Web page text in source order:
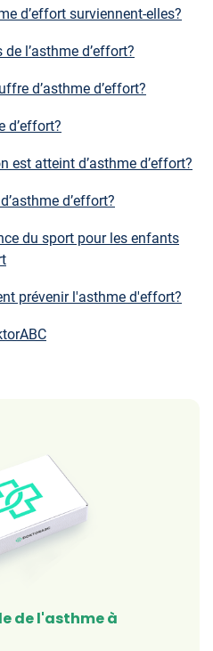
d’effort surviennent-elles?
l’asthme d’effort?
d’asthme d’effort?
d’effort?
est atteint d’asthme d’effort?
d’effort?
du sport pour les enfants
prévenir l'asthme d'effort?
de l'asthme à